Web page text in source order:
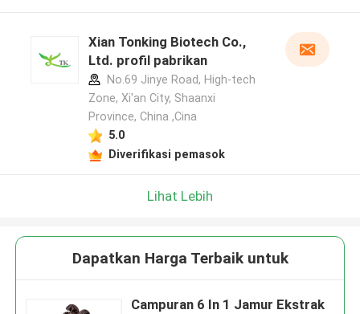
Xian Tonking Biotech Co.,
Ltd. profil pabrikan
No.69 Jinye Road, High-tech
Zone, Xi'an City, Shaanxi
Province, China ,Cina
5.0
Diverifikasi pemasok
Lihat Lebih
Dapatkan Harga Terbaik untuk
Campuran 6 In 1 Jamur Ekstrak